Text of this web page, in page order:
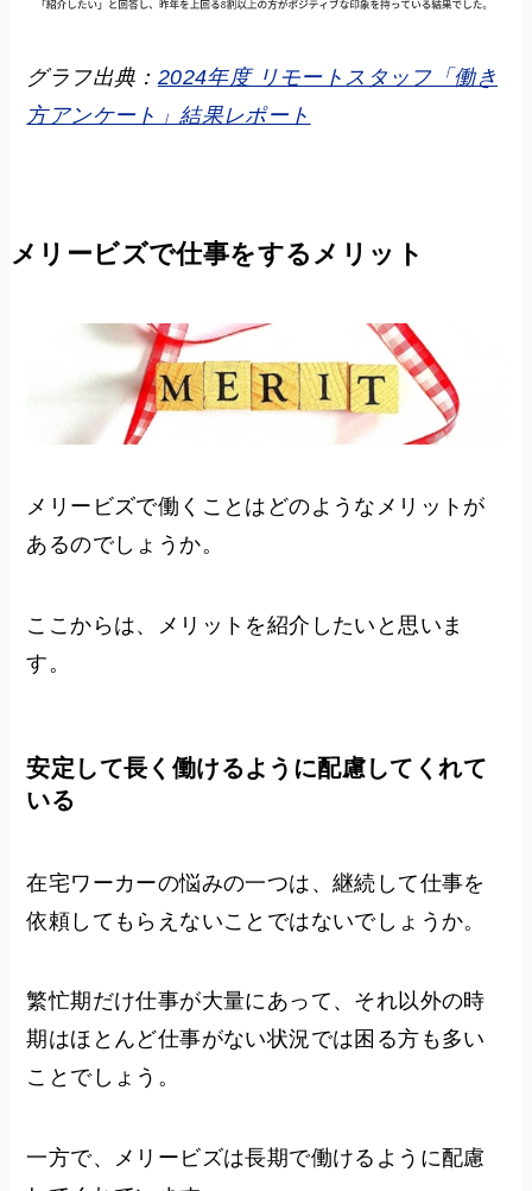
グラフ出典： 2024年度 リモートスタッフ「働き
方アンケート」結果レポート
メリービズで仕事をするメリット
メリービズで働くことはどのようなメリットが
あるのでしょうか。
ここからは、メリットを紹介したいと思いま
す。
安定して長く働けるように配慮してくれて
いる
在宅ワーカーの悩みの一つは、継続して仕事を
依頼してもらえないことではないでしょうか。
繁忙期だけ仕事が大量にあって、それ以外の時
期はほとんど仕事がない状況では困る方も多い
ことでしょう。
一方で、メリービズは長期で働けるように配慮